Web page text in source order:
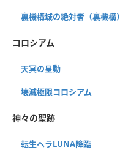
裏機構城の絶対者（裏機構）
コロシアム
天冥の星動
壊滅極限コロシアム
神々の聖跡
転生ヘラLUNA降臨